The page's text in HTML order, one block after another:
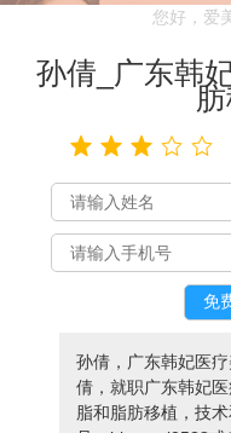
您好，爱
孙倩_广东韩
孙倩，广东韩妃医
倩，就职广东韩妃
脂和脂肪移植，技